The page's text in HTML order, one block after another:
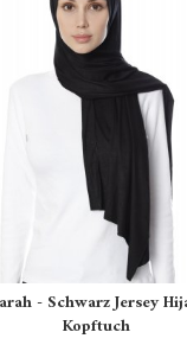
- Schwarz Jersey
Kopftuch